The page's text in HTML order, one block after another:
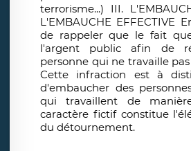
terrorisme...) III.
L'EMBAUCHE EFFECTIVE
de rappeler que le fait
l'argent public afin de
personne qui ne travaille
Cette infraction est à
d'embaucher des
qui travaillent de
caractère fictif constitue
du détournement.